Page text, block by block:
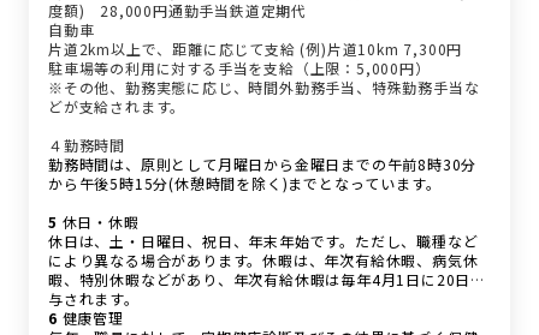
度額) 28,000円通勤手当鉄道定期代
自動車
片道2km以上で、距離に応じて支給 (例)片道10km 7,300円
駐車場等の利用に対する手当を支給（上限：5,000円）
※その他、勤務実態に応じ、時間外勤務手当、特殊勤務手当な
どが支給されます。
４勤務時間
勤務時間は、原則として月曜日から金曜日までの午前8時30分
から午後5時15分(休憩時間を除く)までとなっています。
5 休日・休暇
休日は、土・日曜日、祝日、年末年始です。ただし、職種など
により異なる場合があります。休暇は、年次有給休暇、病気休
暇、特別休暇などがあり、年次有給休暇は毎年4月1日に20日付
与されます。
6 健康管理